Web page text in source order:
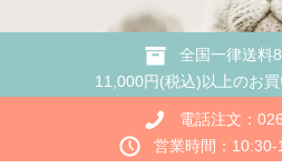
全国一律送料
11,000円(税込)以上のお
電話注文：
営業時間：